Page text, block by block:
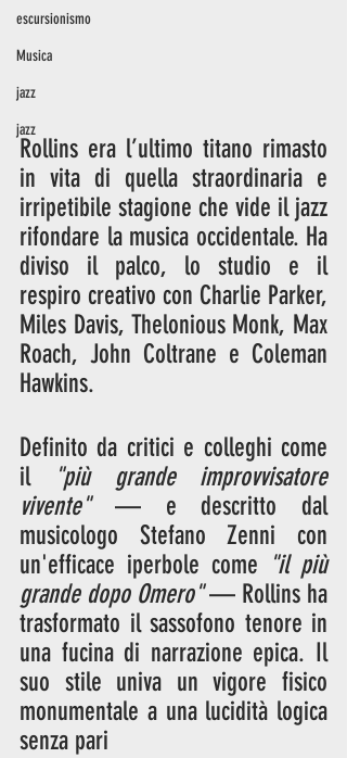
escursionismo
Musica
jazz
jazz
Rollins era l’ultimo titano rimasto
in vita di quella straordinaria e
irripetibile stagione che vide il jazz
rifondare la musica occidentale. Ha
diviso il palco, lo studio e il
respiro creativo con Charlie Parker,
Miles Davis, Thelonious Monk, Max
Roach, John Coltrane e Coleman
Hawkins.
Definito da critici e colleghi come
il
"più grande improvvisatore
vivente" — e descritto dal
musicologo Stefano Zenni con
un'efficace iperbole come "il più
grande dopo Omero" — Rollins ha
trasformato il sassofono tenore in
una fucina di narrazione epica. Il
suo stile univa un vigore fisico
monumentale a una lucidità logica
senza pari